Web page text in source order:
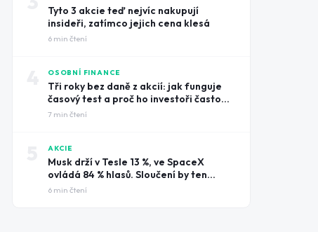
Tyto 3 akcie teď nejvíc nakupují
insideři, zatímco jejich cena klesá
6 min čtení
OSOBNÍ FINANCE
Tři roky bez daně z akcií: jak funguje
časový test a proč ho investoři často
prošvihnou
7 min čtení
AKCIE
Musk drží v Tesle 13 %, ve SpaceX
ovládá 84 % hlasů. Sloučení by ten
rozdíl smazalo
6 min čtení